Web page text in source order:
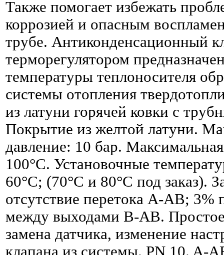
Также помогает избежать
коррозией и опасным
трубе. Антиконденсационный
терморегулятором
температуры теплоносителя
системы отопления
из латуни горячей ковки с
Покрытие из желтой латуни.
давление: 10 бар.
100°С. Установочные
60°С; (70°С и 80°С под заказ).
отсутствие перетока А-АВ; 3%
между выходами В-АВ.
замена датчика, изменение
клапана из системы. PN 10. A-